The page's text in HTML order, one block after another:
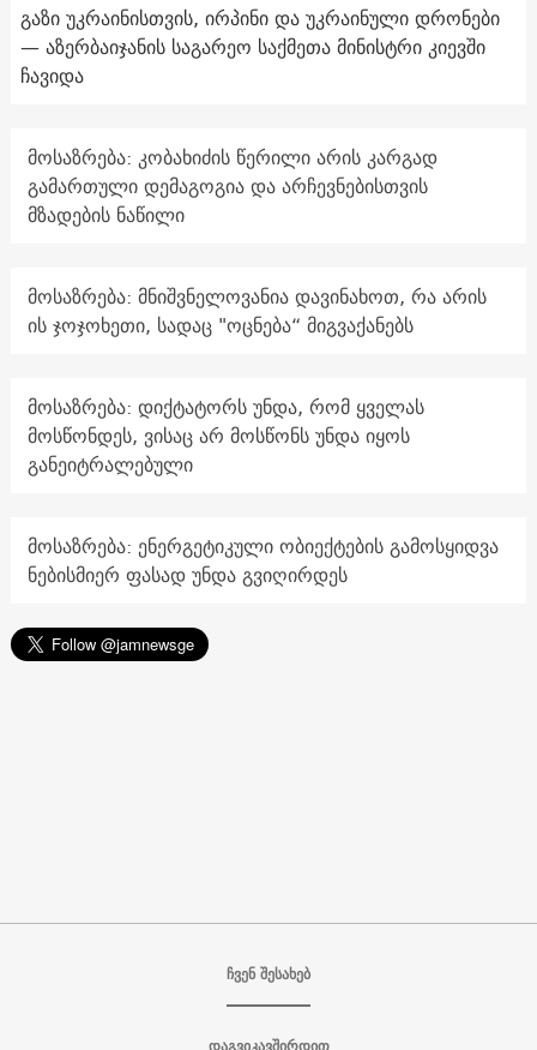
გაზი უკრაინისთვის, ირპინი და უკრაინული დრონები
— აზერბაიჯანის საგარეო საქმეთა მინისტრი კიევში
ჩავიდა
მოსაზრება: კობახიძის წერილი არის კარგად
გამართული დემაგოგია და არჩევნებისთვის
მზადების ნაწილი
მოსაზრება: მნიშვნელოვანია დავინახოთ, რა არის
ის ჯოჯოხეთი, სადაც "ოცნება“ მიგვაქანებს
მოსაზრება: დიქტატორს უნდა, რომ ყველას
მოსწონდეს, ვისაც არ მოსწონს უნდა იყოს
განეიტრალებული
მოსაზრება: ენერგეტიკული ობიექტების გამოსყიდვა
ნებისმიერ ფასად უნდა გვიღირდეს
ჩვენ შესახებ